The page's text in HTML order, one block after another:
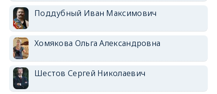
Поддубный Иван Максимович
Хомякова Ольга Александровна
Шестов Сергей Николаевич